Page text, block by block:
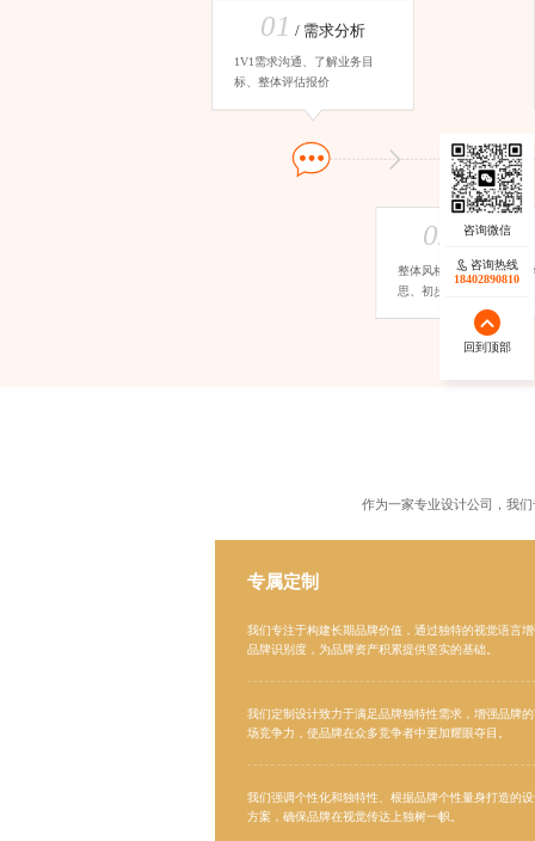
01 / 需求分析
1V1需求沟通、了解业务目
标、整体评估报价
02 / 设计草图
整体风格确认、页面草图
思、初步视觉表达
作为一家专业设计公司 ，我
专属定制
我们专注于构建长期品牌价值，通过独特的视觉语言
品牌识别度，为品牌资产积累提供坚实的基础。
我们定制设计致力于满足品牌独特性需求，增强品牌
场竞争力，使品牌在众多竞争者中更加耀眼夺目。
我们强调个性化和独特性、根据品牌个性量身打造的
方案，确保品牌在视觉传达上独树一帜。
咨询热线
17723342546
回到顶部
咨询热线
18402890810
回到顶部